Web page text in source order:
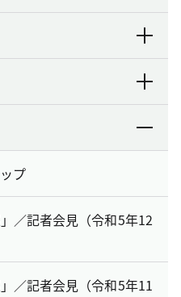
プ
／記者会見（令和5年12
／記者会見（令和5年11